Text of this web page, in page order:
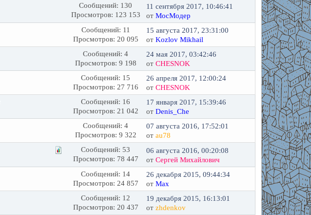
Сообщений: 130
Просмотров: 123 153
11 сентября 2017, 10:46:41
отМосМодер
Сообщений: 11
Просмотров: 20 095
15 августа 2017, 23:31:00
отKozlov Mikhail
Сообщений: 4
Просмотров: 9 198
24 мая 2017, 03:42:46
отCHESNOK
Сообщений: 15
Просмотров: 27 716
26 апреля 2017, 12:00:24
отCHESNOK
Сообщений: 16
Просмотров: 21 042
17 января 2017, 15:39:46
отDenis_Che
Сообщений: 4
Просмотров: 9 322
07 августа 2016, 17:52:01
отau78
Сообщений: 53
Просмотров: 78 447
06 августа 2016, 00:20:08
отСергей Михайлович
Сообщений: 14
Просмотров: 24 857
26 декабря 2015, 09:44:34
отMax
Сообщений: 12
Просмотров: 20 437
19 декабря 2015, 16:13:01
отzhdenkov